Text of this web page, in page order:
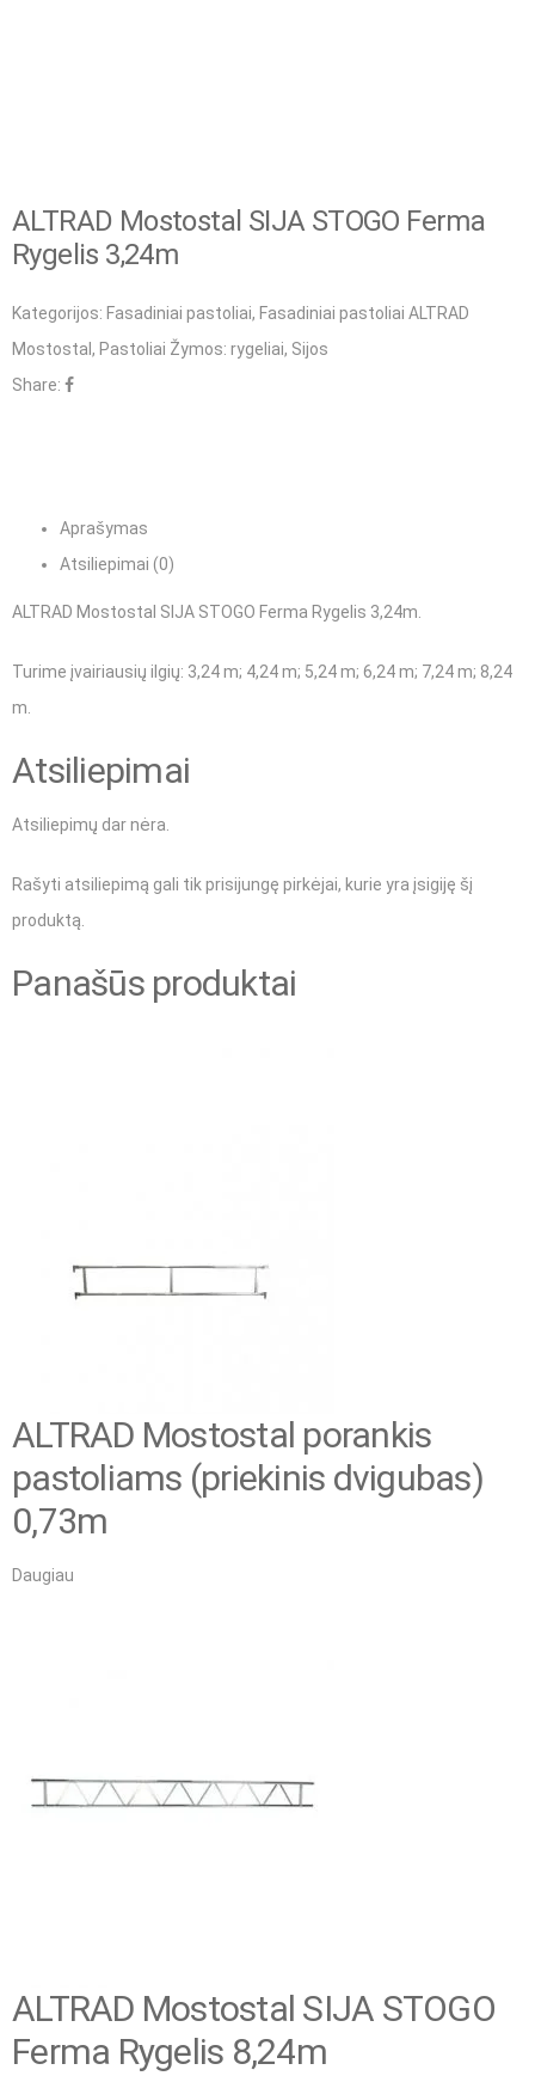
ALTRAD Mostostal SIJA STOGO Ferma
Rygelis 3,24m
Kategorijos: Fasadiniai pastoliai, Fasadiniai pastoliai ALTRAD
Mostostal , Pastoliai Žymos: rygeliai, Sijos
Share:
Aprašymas
Atsiliepimai (0)
ALTRAD Mostostal SIJA STOGO Ferma Rygelis 3,24m.
Turime įvairiausių ilgių: 3,24 m; 4,24 m; 5,24 m; 6,24 m; 7,24 m; 8,24
m.
Atsiliepimai
Atsiliepimų dar nėra.
Rašyti atsiliepimą gali tik prisijungę pirkėjai, kurie yra įsigiję šį
produktą.
Panašūs produktai
ALTRAD Mostostal porankis
pastoliams (priekinis dvigubas)
0,73m
Daugiau
ALTRAD Mostostal SIJA STOGO
Ferma Rygelis 8,24m